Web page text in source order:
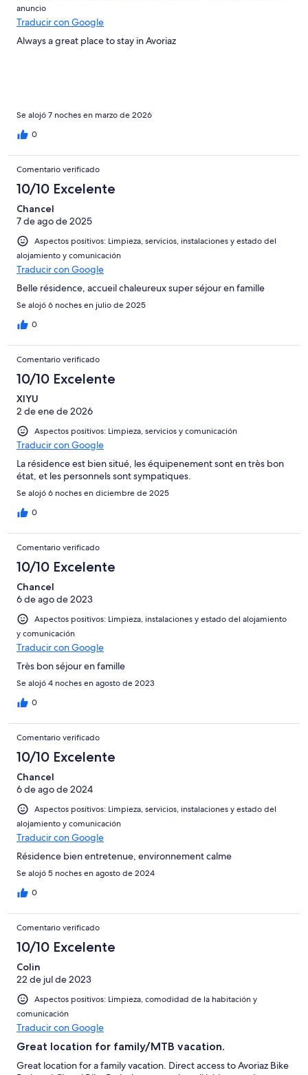
anuncio
Traducir con Google
Always a great place to stay in Avoriaz
Se alojó 7 noches en marzo de 2026
0
Comentario verificado
10/10 Excelente
Chancel
7 de ago de 2025
Aspectos positivos: Limpieza, servicios, instalaciones y estado del
alojamiento y comunicación
Traducir con Google
Belle résidence, accueil chaleureux super séjour en famille
Se alojó 6 noches en julio de 2025
0
Comentario verificado
10/10 Excelente
XIYU
2 de ene de 2026
Aspectos positivos: Limpieza, servicios y comunicación
Traducir con Google
La résidence est bien situé, les équipenement sont en très bon
état, et les personnels sont sympatiques.
Se alojó 6 noches en diciembre de 2025
0
Comentario verificado
10/10 Excelente
Chancel
6 de ago de 2023
Aspectos positivos: Limpieza, instalaciones y estado del alojamiento
y comunicación
Traducir con Google
Très bon séjour en famille
Se alojó 4 noches en agosto de 2023
0
Comentario verificado
10/10 Excelente
Chancel
6 de ago de 2024
Aspectos positivos: Limpieza, servicios, instalaciones y estado del
alojamiento y comunicación
Traducir con Google
Résidence bien entretenue, environnement calme
Se alojó 5 noches en agosto de 2024
0
Comentario verificado
10/10 Excelente
Colin
22 de jul de 2023
Aspectos positivos: Limpieza, comodidad de la habitación y
comunicación
Traducir con Google
Great location for family/MTB vacation.
Great location for a family vacation. Direct access to Avoriaz Bike